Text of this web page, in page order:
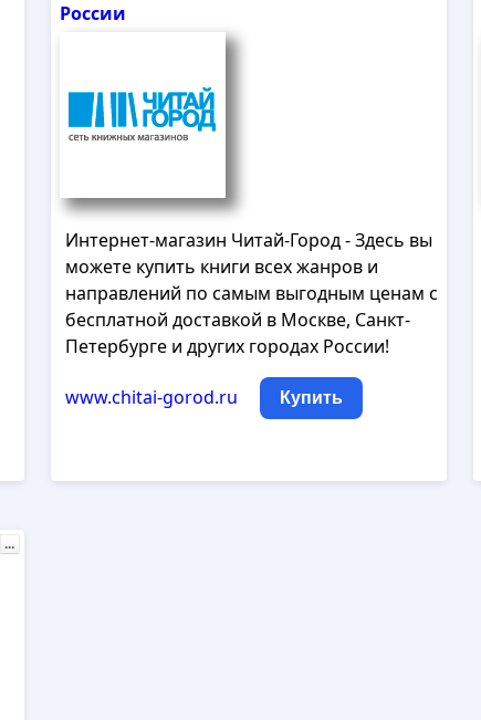
России
Интернет-магазин Читай-Город - Здесь вы
можете купить книги всех жанров и
направлений по самым выгодным ценам с
бесплатной доставкой в Москве, Санкт-
Петербурге и других городах России!
www.chitai-gorod.ru Купить
...